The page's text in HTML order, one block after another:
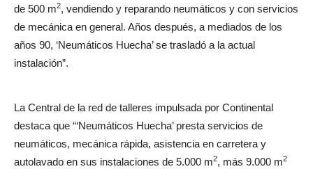
de 500 m2, vendiendo y reparando neumáticos y con servicios
de mecánica en general. Años después, a mediados de los
años 90, ‘Neumáticos Huecha’ se trasladó a la actual
instalación”.
La Central de la red de talleres impulsada por Continental
destaca que “‘Neumáticos Huecha’ presta servicios de
neumáticos, mecánica rápida, asistencia en carretera y
autolavado en sus instalaciones de 5.000 m2, más 9.000 m2